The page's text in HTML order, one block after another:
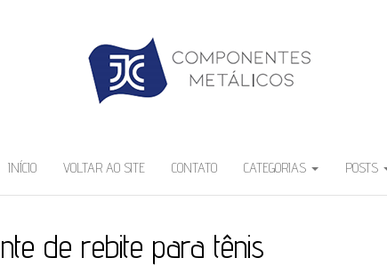
INÍCIO VOLTAR AO SITE CONTATO CATEGORIAS POSTS
de rebite para tênis